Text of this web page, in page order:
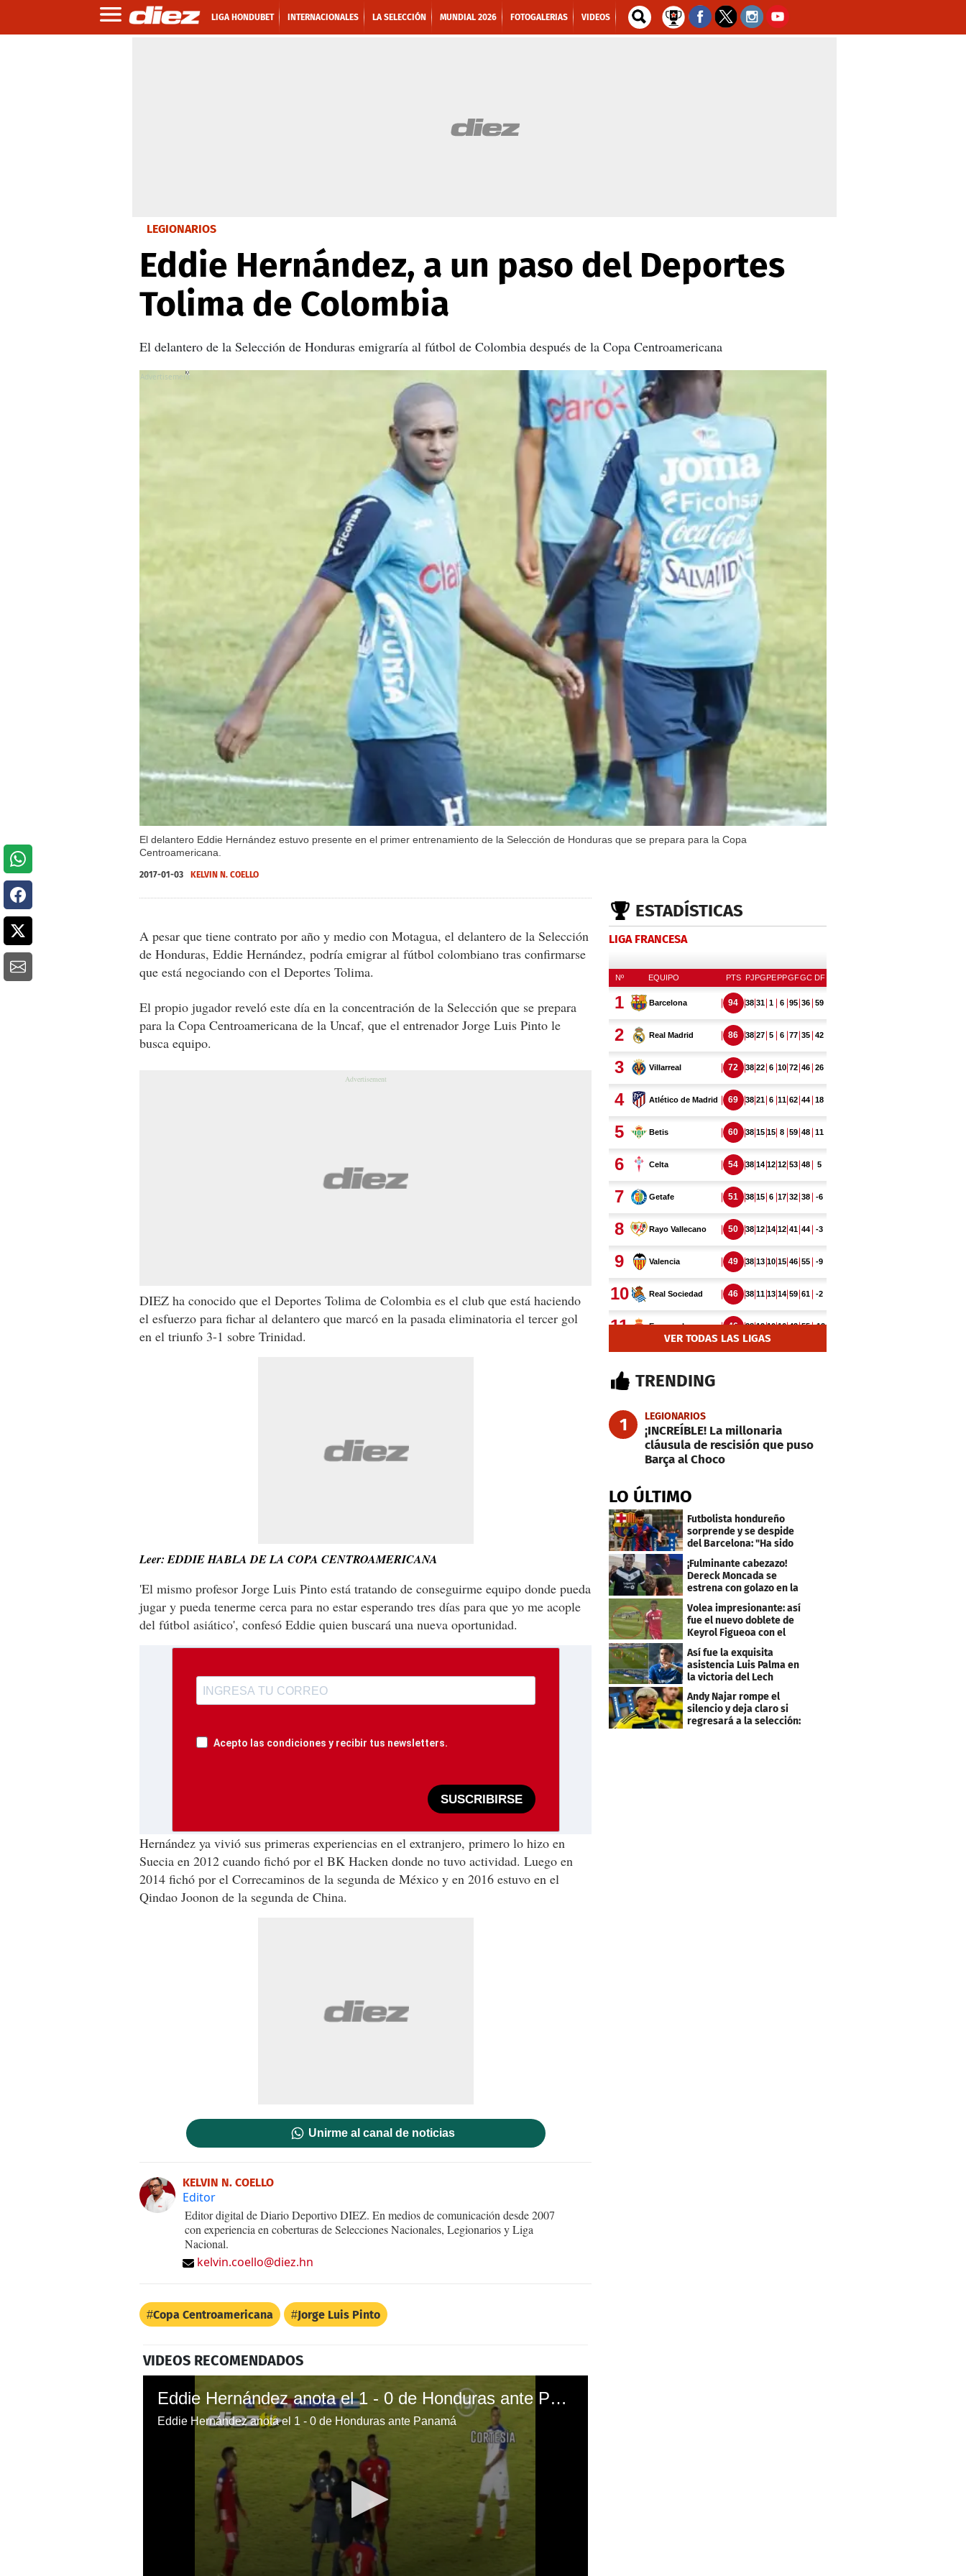
LIGA HONDUBET INTERNACIONALES LA SELECCIÓN MUNDIAL 2026 FOTOGALERIAS VIDEOS
LEGIONARIOS
Eddie Hernández, a un paso del Deportes
Tolima de Colombia
El delantero de la Selección de Honduras emigraría al fútbol de Colombia después de la Copa Centroamericana
El delantero Eddie Hernández estuvo presente en el primer entrenamiento de la Selección de Honduras que se prepara para la Copa
Centroamericana.
X
2017-01-03 KELVIN N. COELLO
A pesar que tiene contrato por año y medio con Motagua, el delantero de la Selección
de Honduras, Eddie Hernández, podría emigrar al fútbol colombiano tras confirmarse
que está negociando con el Deportes Tolima.
El propio jugador reveló este día en la concentración de la Selección que se prepara
para la Copa Centroamericana de la Uncaf, que el entrenador Jorge Luis Pinto le
busca equipo.
DIEZ ha conocido que el Deportes Tolima de Colombia es el club que está haciendo
el esfuerzo para fichar al delantero que marcó en la pasada eliminatoria el tercer gol
en el triunfo 3-1 sobre Trinidad.
Leer: EDDIE HABLA DE LA COPA CENTROAMERICANA
'El mismo profesor Jorge Luis Pinto está tratando de conseguirme equipo donde pueda
jugar y pueda tenerme cerca para no estar esperando tres días para que yo me acople
del fútbol asiático', confesó Eddie quien buscará una nueva oportunidad.
Acepto las condiciones y recibir tus newsletters.
SUSCRIBIRSE
Hernández ya vivió sus primeras experiencias en el extranjero, primero lo hizo en
Suecia en 2012 cuando fichó por el BK Hacken donde no tuvo actividad. Luego en
2014 fichó por el Correcaminos de la segunda de México y en 2016 estuvo en el
Qindao Joonon de la segunda de China.
Unirme al canal de noticias
KELVIN N. COELLO
Editor
Editor digital de Diario Deportivo DIEZ. En medios de comunicación desde 2007
con experiencia en coberturas de Selecciones Nacionales, Legionarios y Liga
Nacional.
kelvin.coello@diez.hn
Copa Centroamericana Jorge Luis Pinto
VIDEOS RECOMENDADOS
Eddie Hernández anota el 1 - 0 de Honduras ante Panamá
Eddie Hernández anota el 1 - 0 de Honduras ante Panamá
ESTADÍSTICAS
LIGA FRANCESA
VER TODAS LAS LIGAS
TRENDING
1 LEGIONARIOS
¡INCREÍBLE! La millonaria
cláusula de rescisión que puso
Barça al Choco
LO ÚLTIMO
Futbolista hondureño
sorprende y se despide
del Barcelona: "Ha sido
un orgullo"
¡Fulminante cabezazo!
Dereck Moncada se
estrena con golazo en la
Liga de Suiza
Volea impresionante: así
fue el nuevo doblete de
Keyrol Figueoa con el
Liverpool
Así fue la exquisita
asistencia Luis Palma en
la victoria del Lech
Poznán
Andy Najar rompe el
silencio y deja claro si
regresará a la selección: